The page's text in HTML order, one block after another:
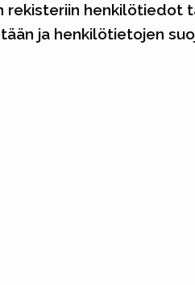
rekisteriin henkilötiedot
ja henkilötietojen